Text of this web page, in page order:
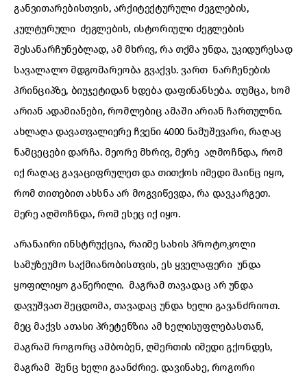
განვითარებისთვის, არქიტექტურული ძეგლების,
კულტურული ძეგლების, ისტორიული ძეგლების
შესანარჩუნებლად, ამ მხრივ, რა თქმა უნდა, უკიდურესად
სავალალო მდგომარეობა გვაქვს. ვართ ნარჩენების
პრინციპზე, ბიუჯეტიდან ხდება დაფინანსება. თუმცა, ხომ
არიან ადამიანები, რომლებიც ამაში არიან ჩართულნი.
ახლაღა დავათვალიერე ჩვენი 4000 ნამუშევარი, რაღაც
ნამცეცები დარჩა. მეორე მხრივ, მერე აღმოჩნდა, რომ
იქ რაღაც გავაციფრულეთ და თითქოს იმედი მაინც იყო,
რომ თითებით ახსნა არ მოგვიწევდა, რა დავკარგეთ.
მერე აღმოჩნდა, რომ ესეც იქ იყო.
არანაირი ინსტრუქცია, რაიმე სახის პროტოკოლი
სამუზეუმო საქმიანობისთვის, ეს ყველაფერი უნდა
ყოფილიყო გაწერილი. მაგრამ თავადაც არ უნდა
დავუშვათ შეცდომა, თავადაც უნდა ხელი გავანძრიოთ.
მეც მაქვს ათასი პრეტენზია ამ ხელისუფლებასთან,
მაგრამ როგორც ამბობენ, ღმერთის იმედი გქონდეს,
მაგრამ შენც ხელი გაანძრიე. დავინახე, როგორი